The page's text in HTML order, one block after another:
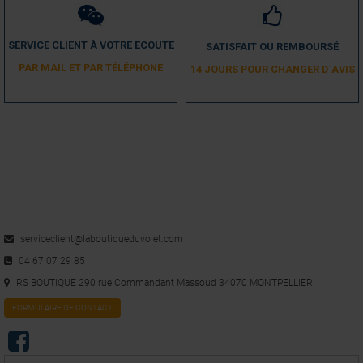
SERVICE CLIENT À VOTRE ECOUTE
PAR MAIL ET PAR TÉLÉPHONE
SATISFAIT OU REMBOURSÉ
14 JOURS POUR CHANGER D´AVIS
serviceclient@laboutiqueduvolet.com
04 67 07 29 85
RS BOUTIQUE 290 rue Commandant Massoud 34070 MONTPELLIER
FORMULAIRE DE CONTACT